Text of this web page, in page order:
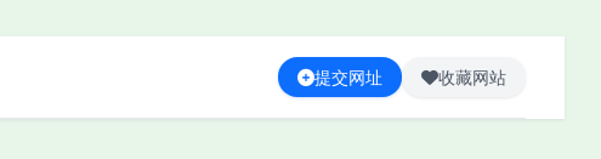
提交网址 收藏网站